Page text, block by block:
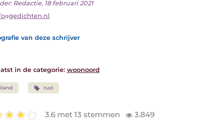
Redactie, 18 februari 2021
gedichten.nl
van deze schrijver
in de categorie: woonoord
rust
3.6 met 13 stemmen 3.849